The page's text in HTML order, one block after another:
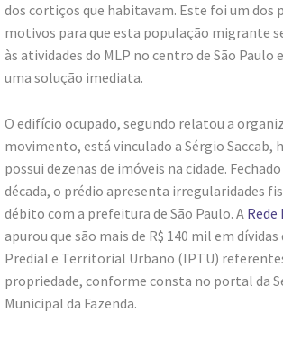
dos cortiços que habitavam. Este foi um dos
motivos para que esta população migrante
às atividades do MLP no centro de São Paulo
uma solução imediata.
O edifício ocupado, segundo relatou a
movimento, está vinculado a Sérgio Saccab,
possui dezenas de imóveis na cidade.
década, o prédio apresenta irregularidades
débito com a prefeitura de São Paulo. A
apurou que são mais de R$ 140 mil em
Predial e Territorial Urbano (IPTU)
propriedade, conforme consta no portal da
Municipal da Fazenda.